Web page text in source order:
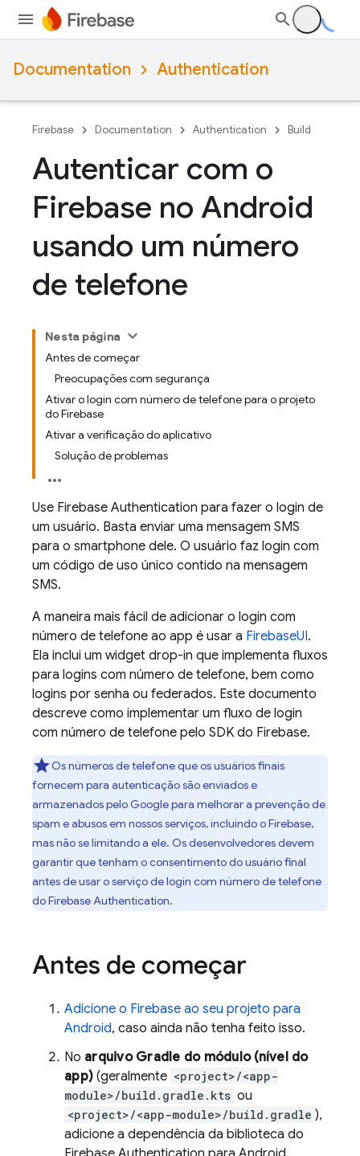
Documentation Authentication
Firebase Documentation Authentication Build
Autenticar com o
Firebase no Android
usando um número
de telefone
Nesta página
Antes de começar
Preocupações com segurança
Ativar o login com número de telefone para o projeto
do Firebase
Ativar a verificação do aplicativo
Solução de problemas
Use Firebase Authentication para fazer o login de
um usuário. Basta enviar uma mensagem SMS
para o smartphone dele. O usuário faz login com
um código de uso único contido na mensagem
SMS.
A maneira mais fácil de adicionar o login com
número de telefone ao app é usar a FirebaseUI.
Ela inclui um widget drop-in que implementa fluxos
para logins com número de telefone, bem como
logins por senha ou federados. Este documento
descreve como implementar um fluxo de login
com número de telefone pelo SDK do Firebase.
Os números de telefone que os usuários finais
fornecem para autenticação são enviados e
armazenados pelo Google para melhorar a prevenção de
spam e abusos em nossos serviços, incluindo o Firebase,
mas não se limitando a ele. Os desenvolvedores devem
garantir que tenham o consentimento do usuário final
antes de usar o serviço de login com número de telefone
doFirebase Authentication.
Antes de começar
Adicione o Firebase ao seu projeto para
Android, caso ainda não tenha feito isso.
No arquivo Gradle do módulo (nível do
app) (geralmente <project>/<app-
module>/build.gradle.kts ou
<project>/<app-module>/build.gradle ),
adicione a dependência da biblioteca do